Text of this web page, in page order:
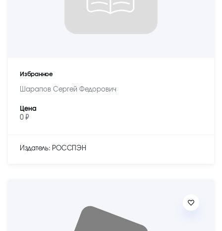
Избранное
Шарапов Сергей Федорович
Цена
0 ₽
Издатель: РОССПЭН